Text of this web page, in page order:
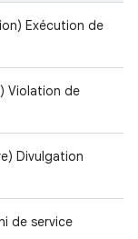
Exécution de
Violation de
Divulgation
de service